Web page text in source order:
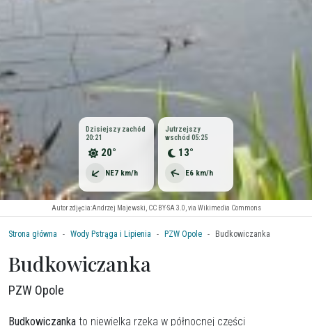
Dzisiejszy zachód
20:21
20°
NE7 km/h
Jutrzejszy
wschód 05:25
13°
E6 km/h
Autor zdjęcia:Andrzej Majewski, CC BY-SA 3.0, via Wikimedia Commons
Strona główna Wody Pstrąga i Lipienia PZW Opole Budkowiczanka
Budkowiczanka
PZW Opole
Budkowiczanka to niewielka rzeka w północnej części